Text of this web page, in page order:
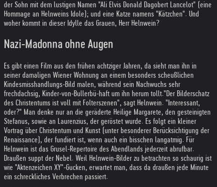
der Sohn mit dem lustigen Namen "Ali Elvis Donald Dagobert Lancelot" (eine
Hommage an Helnweins Idole); und eine Katze namens "Kätzchen". Und
woher kommt in dieser Idylle das Grauen, Herr Helnwein?
Nazi-Madonna ohne Augen
Es gibt einen Film aus den frühen achtziger Jahren, da sieht man ihn in
seiner damaligen Wiener Wohnung an einem besonders scheußlichen
Kindesmisshandlungs-Bild malen, während sein Nachwuchs sehr
frechdachsig, Kinder-von-Bullerbü-haft um ihn herum tollt."Der Bilderschatz
des Christentums ist voll mit Folterszenen", sagt Helnwein. "Interessant,
oder?" Man denke nur an die geräderte Heilige Margarete, den gesteinigten
Stefanus, sowie an Laurenzius, der geröstet wurde. Es folgt ein kleiner
Vortrag über Christentum und Kunst (unter besonderer Berücksichtigung der
Renaissance), der fundiert ist, wenn auch ein bisschen langatmig. Für
Helnwein ist das Grusel-Repertoire des Abendlands jederzeit abrufbar.
Draußen suppt der Nebel. Weil Helnwein-Bilder zu betrachten so schaurig ist
wie "Aktenzeichen XY"-Gucken, erwartet man, dass da draußen jede Minute
ein schreckliches Verbrechen passiert.